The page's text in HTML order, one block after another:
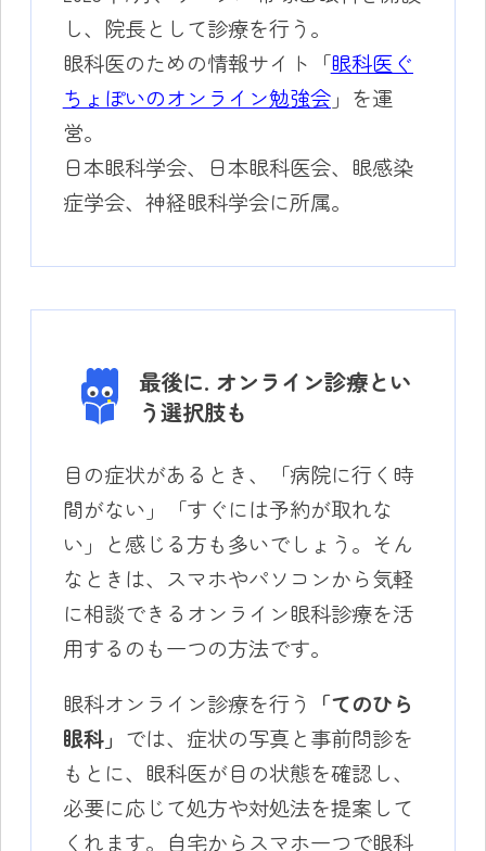
し、院長として診療を行う。
眼科医のための情報サイト「眼科医ぐ
ちょぽいのオンライン勉強会」を運
営。
日本眼科学会、日本眼科医会、眼感染
症学会、神経眼科学会に所属。
最後に. オンライン診療とい
う選択肢も
目の症状があるとき、「病院に行く時
間がない」「すぐには予約が取れな
い」と感じる方も多いでしょう。そん
なときは、スマホやパソコンから気軽
に相談できるオンライン眼科診療を活
用するのも一つの方法です。
眼科オンライン診療を行う
「てのひら
眼科」 では、症状の写真と事前問診を
もとに、眼科医が目の状態を確認し、
必要に応じて処方や対処法を提案して
くれます。自宅からスマホ一つで眼科